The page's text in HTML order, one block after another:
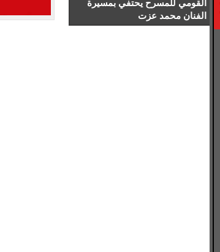
القومي للمسرح يحتفي بمسيرة
الفنان محمد عزت